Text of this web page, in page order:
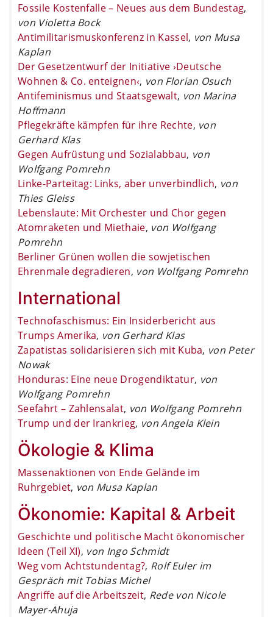
Fossile Kostenfalle – Neues aus dem Bundestag,
von Violetta Bock
Antimilitarismuskonferenz in Kassel, von Musa
Kaplan
Der Gesetzentwurf der Initiative ›Deutsche
Wohnen & Co. enteignen‹, von Florian Osuch
Antifeminismus und Staatsgewalt, von Marina
Hoffmann
Pflegekräfte kämpfen für ihre Rechte, von
Gerhard Klas
Gegen Aufrüstung und Sozialabbau, von
Wolfgang Pomrehn
Linke-Parteitag: Links, aber unverbindlich, von
Thies Gleiss
Lebenslaute: Mit Orchester und Chor gegen
Atomraketen und Miethaie, von Wolfgang
Pomrehn
Berliner Grünen wollen die sowjetischen
Ehrenmale degradieren, von Wolfgang Pomrehn
International
Technofaschismus: Ein Insiderbericht aus
Trumps Amerika, von Gerhard Klas
Zapatistas solidarisieren sich mit Kuba, von Peter
Nowak
Honduras: Eine neue Drogendiktatur, von
Wolfgang Pomrehn
Seefahrt – Zahlensalat, von Wolfgang Pomrehn
Trump und der Irankrieg, von Angela Klein
Ökologie & Klima
Massenaktionen von Ende Gelände im
Ruhrgebiet, von Musa Kaplan
Ökonomie: Kapital & Arbeit
Geschichte und politische Macht ökonomischer
Ideen (Teil XI), von Ingo Schmidt
Weg vom Achtstundentag?, Rolf Euler im
Gespräch mit Tobias Michel
Angriffe auf die Arbeitszeit, Rede von Nicole
Mayer-Ahuja